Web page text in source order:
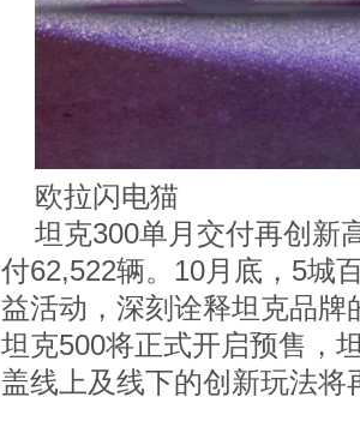
欧拉闪电猫
坦克300单月交付再创新
付62,522辆。10月底，5城
益活动，深刻诠释坦克品
坦克500将正式开启预售，
盖线上及线下的创新玩法